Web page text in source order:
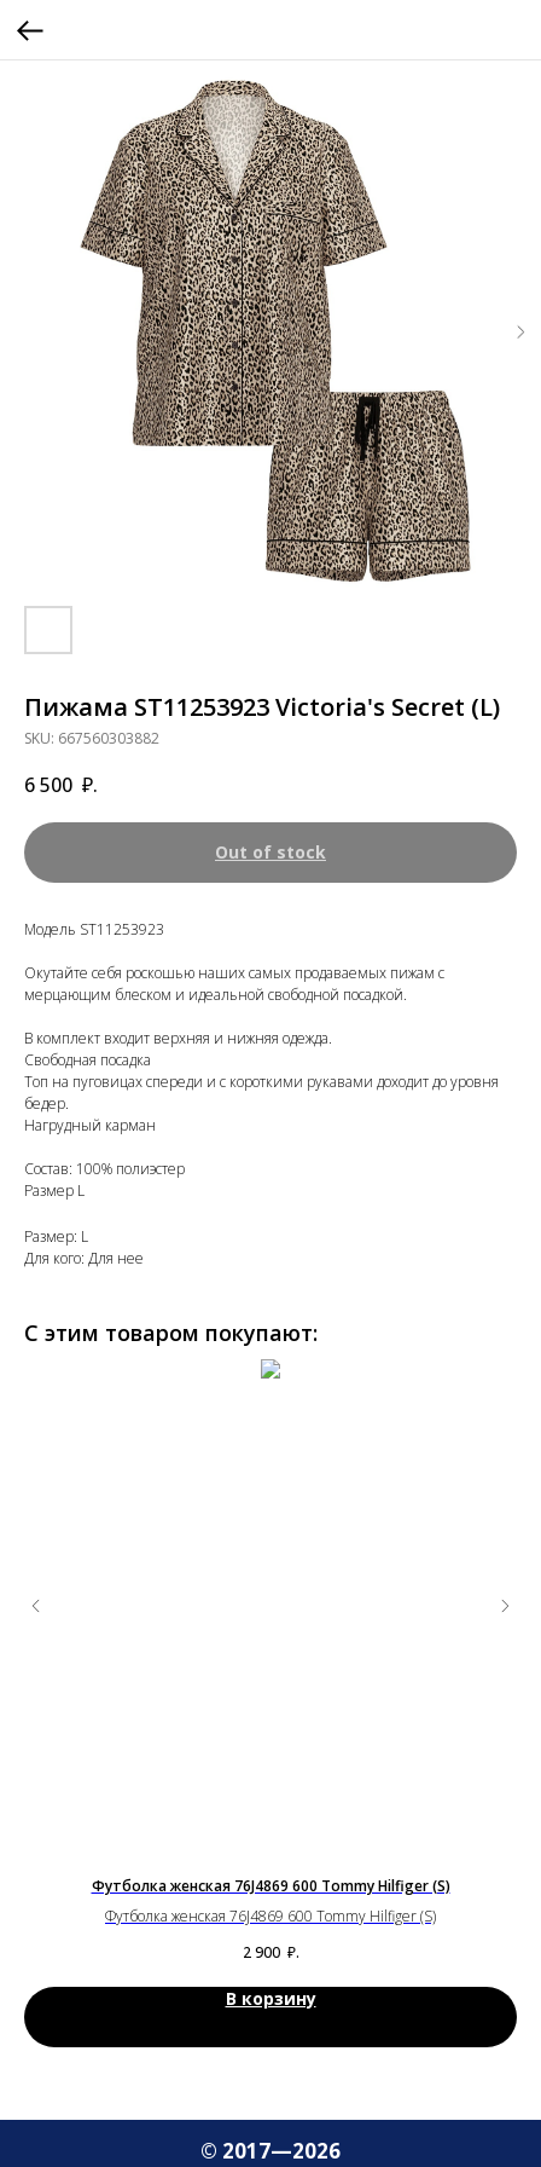
Пижама ST11253923 Victoria's Secret (L)
SKU: 667560303882
6 500 ₽.
Out of stock
Модель ST11253923
Окутайте себя роскошью наших самых продаваемых пижам с
мерцающим блеском и идеальной свободной посадкой.
В комплект входит верхняя и нижняя одежда.
Свободная посадка
Топ на пуговицах спереди и с короткими рукавами доходит до уровня
бедер.
Нагрудный карман
Состав: 100% полиэстер
Размер L
Размер: L
Для кого: Для нее
С этим товаром покупают:
Футболка женская 76J4869 600 Tommy Hilfiger (S)
Футболка женская 76J4869 600 Tommy Hilfiger (S)
2 900 ₽.
В корзину
© 2017—2026